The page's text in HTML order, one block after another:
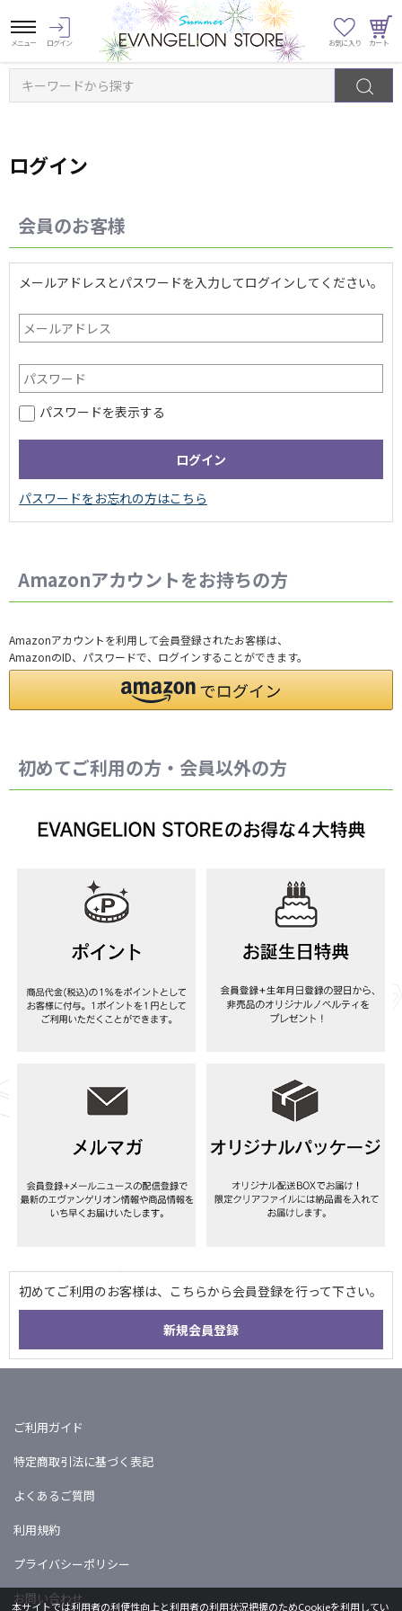
キーワードから探す
ログイン
会員のお客様
メールアドレスとパスワードを入力してログインしてください。
パスワードを表示する
Amazonアカウントをお持ちの方
Amazonアカウントを利用して会員登録されたお客様は、
AmazonのID、パスワードで、ログインすることができます。
初めてご利用の方・会員以外の方
ご利用ガイド
特定商取引法に基づく表記
よくあるご質問
利用規約
プライバシーポリシー
お問い合わせ
本サイトでは利用者の利便性向上と利用者の利用状況把握のためCookieを利用してい